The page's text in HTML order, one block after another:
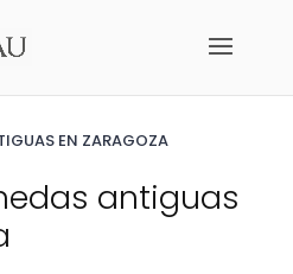
EN ZARAGOZA
antiguas